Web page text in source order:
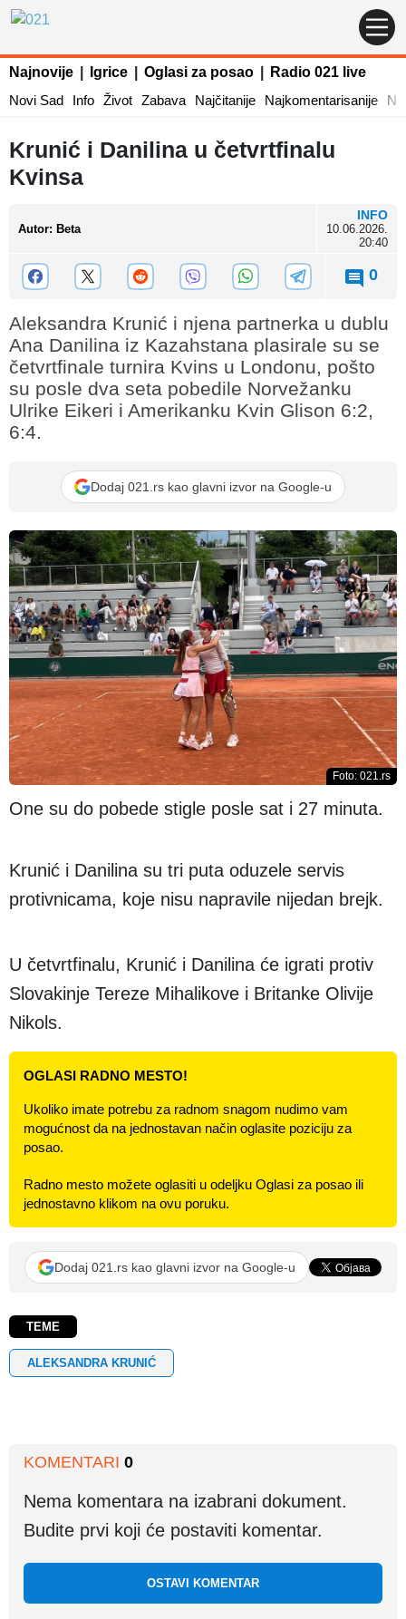
Najnovije Igrice Oglasi za posao
Radio 021 live
Novi Sad
Info Život Zabava Najčitanije Najkomentarisanije
Krunić i Danilina u četvrtfinalu
Kvinsa
Autor: Beta
INFO
10.06.2026.
20:40
0
Aleksandra Krunić i njena partnerka u dublu
Ana Danilina iz Kazahstana plasirale su se
četvrtfinale turnira Kvins u Londonu, pošto
su posle dva seta pobedile Norvežanku
Ulrike Eikeri i Amerikanku Kvin Glison 6:2,
6:4.
Dodaj 021.rs kao glavni izvor na Google-u
Foto: 021.rs
One su do pobede stigle posle sat i 27 minuta.
Krunić i Danilina su tri puta oduzele servis
protivnicama, koje nisu napravile nijedan brejk.
U četvrtfinalu, Krunić i Danilina će igrati protiv
Slovakinje Tereze Mihalikove i Britanke Olivije
Nikols.
OGLASI RADNO MESTO!
Ukoliko imate potrebu za radnom snagom nudimo vam
mogućnost da na jednostavan način oglasite poziciju za
posao.
Radno mesto možete oglasiti u odeljku Oglasi za posao ili
jednostavno klikom na ovu poruku.
Dodaj 021.rs kao glavni izvor na Google-u
TEME
ALEKSANDRA KRUNIĆ
KOMENTARI 0
Nema komentara na izabrani dokument.
Budite prvi koji će postaviti komentar.
OSTAVI KOMENTAR